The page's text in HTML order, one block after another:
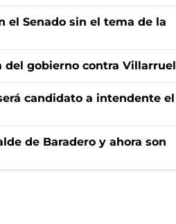
el Senado sin el tema de la
gobierno contra Villarruel
candidato a intendente el
de Baradero y ahora son